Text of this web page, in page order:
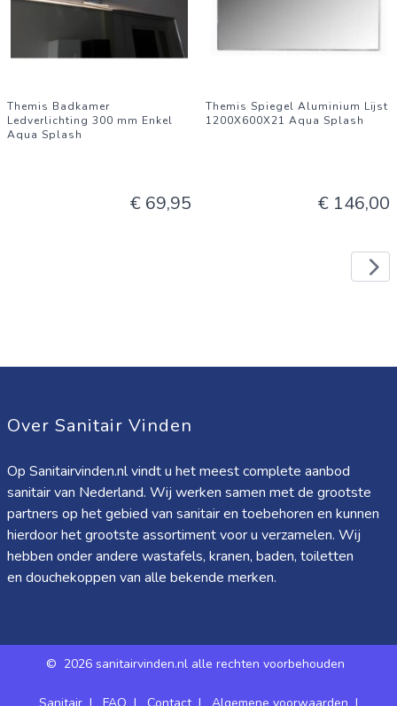
Themis Badkamer
Ledverlichting 300 mm Enkel
Aqua Splash
€ 69,95
Themis Spiegel Aluminium Lijst
1200X600X21 Aqua Splash
€ 146,00
Over Sanitair Vinden
Op Sanitairvinden.nl vindt u het meest complete aanbod
sanitair van Nederland. Wij werken samen met de grootste
partners op het gebied van sanitair en toebehoren en kunnen
hierdoor het grootste assortiment voor u verzamelen. Wij
hebben onder andere wastafels, kranen, baden, toiletten
en douchekoppen van alle bekende merken.
© 2026 sanitairvinden.nl alle rechten voorbehouden